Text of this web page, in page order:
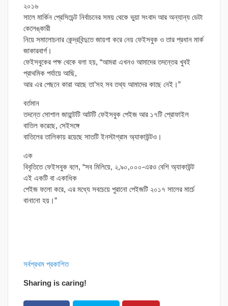
২০১৬
সালে মার্কিন প্রেসিডেন্ট নির্বাচনের সময় থেকে ভুয়া সংবাদ আর অন্যান্য ডেটা
কেলেঙ্কারী
নিয়ে সমালোচনার কেন্দ্রবিন্দুতে জায়গা করে নেয় ফেইসবুক ও তার প্রধান মার্ক
জাকারবার্গ।
ফেইসবুকের পক্ষ থেকে বলা হয়, “আমরা এখনও আমাদের তদন্তের খুবই
প্রাথমিক পর্যায়ে আছি,
আর এর পেছনে কারা আছে তা’সহ সব তথ্য আমাদের কাছে নেই।”
বর্তমান
তদন্তে সোশাল জায়ান্টটি আটটি ফেইসবুক পেইজ আর ১৭টি প্রোফাইল
বাতিল করেছে, সেইসঙ্গে
বাতিলের তালিকায় রয়েছে সাতটি ইনস্টাগ্রাম অ্যাকাউন্টও।
এক
বিবৃতিতে ফেইসবুক বলে, “সব মিলিয়ে, ২,৯০,০০০-এরও বেশি অ্যাকাউন্ট
এই একটি বা একাধিক
পেইজ ফলো করে, এর মধ্যে সবচেয়ে পুরানো পেইজটি ২০১৭ সালের মার্চে
বানানো হয়।”
সর্বপ্রথম প্রকাশিত
Sharing is caring!